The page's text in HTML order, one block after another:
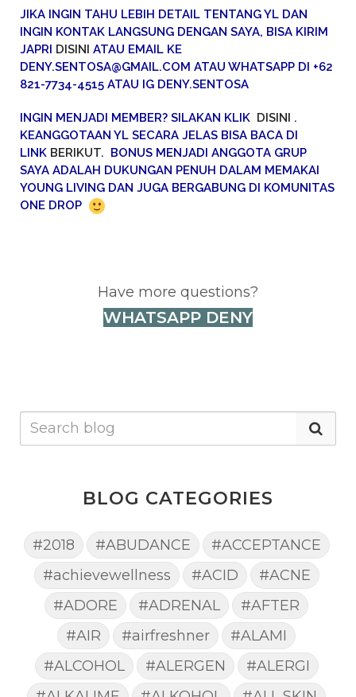
JIKA INGIN TAHU LEBIH DETAIL TENTANG YL DAN
INGIN KONTAK LANGSUNG DENGAN SAYA, BISA KIRIM
JAPRI DISINI ATAU EMAIL KE
DENY.SENTOSA@GMAIL.COM ATAU WHATSAPP DI +62
821-7734-4515 ATAU IG DENY.SENTOSA
INGIN MENJADI MEMBER? SILAKAN KLIK DISINI .
KEANGGOTAAN YL SECARA JELAS BISA BACA DI
LINK BERIKUT. BONUS MENJADI ANGGOTA GRUP
SAYA ADALAH DUKUNGAN PENUH DALAM MEMAKAI
YOUNG LIVING DAN JUGA BERGABUNG DI KOMUNITAS
ONE DROP
Have more questions?
WHATSAPP DENY
BLOG CATEGORIES
#2018 #ABUDANCE
#ACCEPTANCE
#achievewellness
#ACID
#ACNE
#ADORE
#ADRENAL
#AFTER
#AIR
#airfreshner
#ALAMI
#ALCOHOL
#ALERGEN
#ALERGI